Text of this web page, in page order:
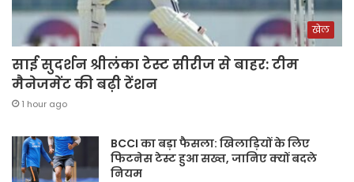
खेल
साई सुदर्शन श्रीलंका टेस्ट सीरीज से बाहर: टीम
मैनेजमेंट की बढ़ी टेंशन
1 hour ago
BCCI का बड़ा फैसला: खिलाड़ियों के लिए
फिटनेस टेस्ट हुआ सख्त, जानिए क्यों बदले
नियम